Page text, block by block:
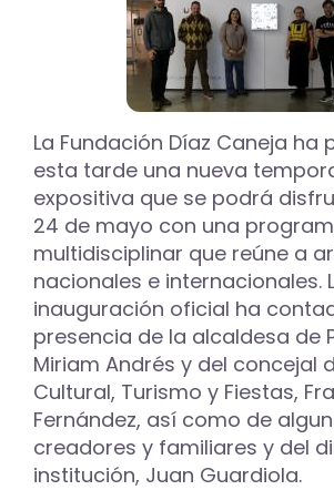
La Fundación Díaz Caneja ha
esta tarde una nueva
expositiva que se podrá
24 de mayo con una
multidisciplinar que reúne a
nacionales e internacionales.
inauguración oficial ha
presencia de la alcaldesa de
Miriam Andrés y del concejal
Cultural, Turismo y Fiestas,
Fernández, así como de
creadores y familiares y del
institución, Juan Guardiola.